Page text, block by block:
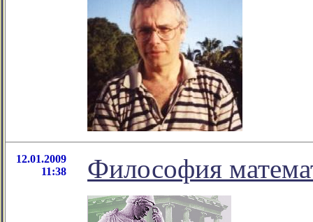
12.01.2009
11:38
Философия